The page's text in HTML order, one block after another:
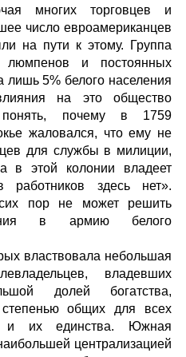
многих торговцев и
число евроамериканцев
на пути к этому. Группа
и постоянных
лишь 5% белого населения
на это общество
понять, почему в 1759
жаловался, что ему не
для службы в милиции,
в этой колонии владеет
здесь нет».
пор не может решить
в армию белого
властвовала небольшая
владевших
долей богатства,
общих для всех
и их единства. Южная
централизацией